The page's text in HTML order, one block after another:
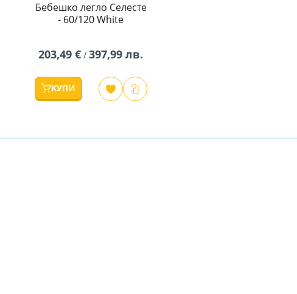
Бебешко легло Селесте
- 60/120 White
203,49 € / 397,99 лв.
КУПИ